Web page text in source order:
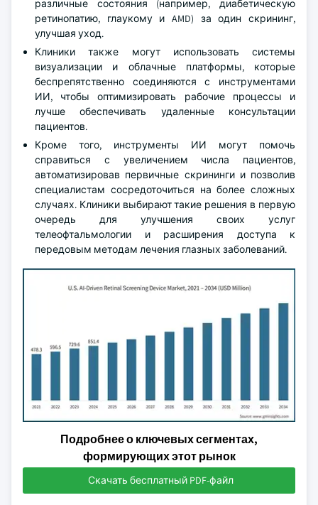
различные состояния (например, диабетическую
ретинопатию, глаукому и AMD) за один скрининг,
улучшая уход.
Клиники также могут использовать системы
визуализации и облачные платформы, которые
беспрепятственно соединяются с инструментами
ИИ, чтобы оптимизировать рабочие процессы и
лучше обеспечивать удаленные консультации
пациентов.
Кроме того, инструменты ИИ могут помочь
справиться с увеличением числа пациентов,
автоматизировав первичные скрининги и позволив
специалистам сосредоточиться на более сложных
случаях. Клиники выбирают такие решения в первую
очередь для улучшения своих услуг
телеофтальмологии и расширения доступа к
передовым методам лечения глазных заболеваний.
Подробнее о ключевых сегментах,
формирующих этот рынок
Скачать бесплатный PDF-файл